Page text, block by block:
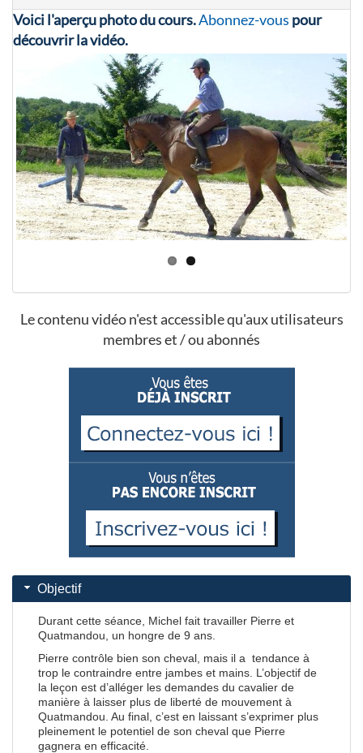
Voici l'aperçu photo du cours.Abonnez-vous pour
découvrir la vidéo.
Le contenu vidéo n'est accessible qu'aux utilisateurs
membres et / ou abonnés
Objectif
Durant cette séance, Michel fait travailler Pierre et
Quatmandou, un hongre de 9 ans.
Pierre contrôle bien son cheval, mais il a tendance à
trop le contraindre entre jambes et mains. L’objectif de
la leçon est d’alléger les demandes du cavalier de
manière à laisser plus de liberté de mouvement à
Quatmandou. Au final, c’est en laissant s’exprimer plus
pleinement le potentiel de son cheval que Pierre
gagnera en efficacité.